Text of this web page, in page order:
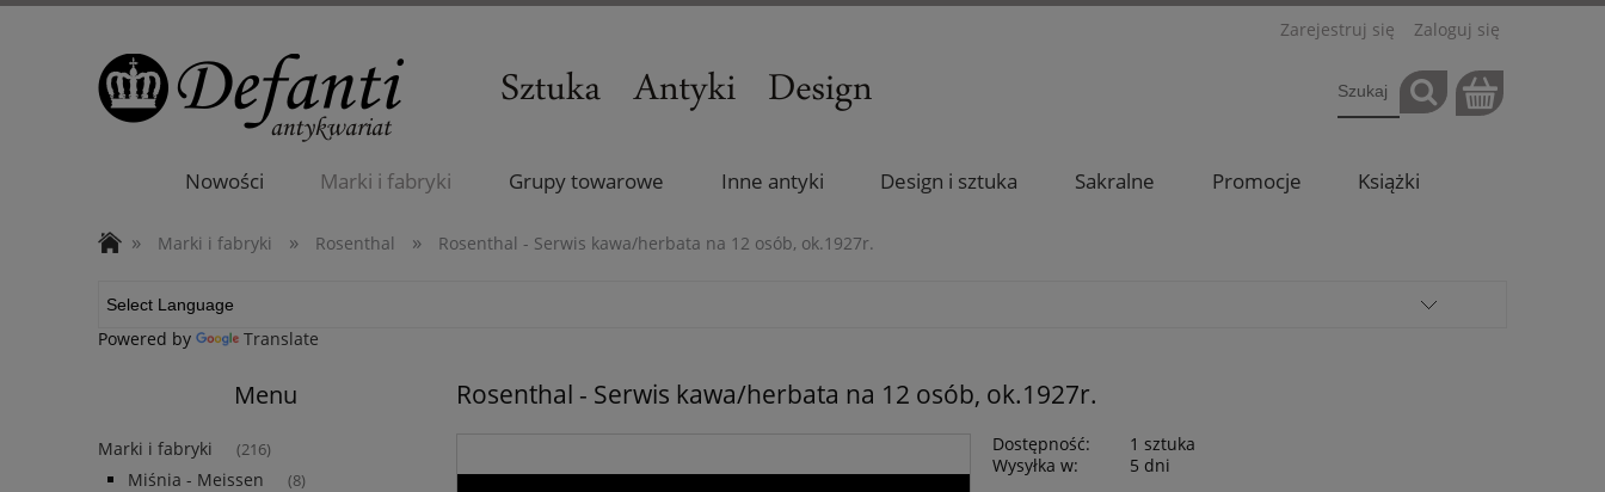
Zarejestruj się Zaloguj się
Nowości Marki i fabryki Grupy towarowe Inne antyki Design i sztuka Sakralne Promocje Książki
» Marki i fabryki » Rosenthal » Rosenthal - Serwis kawa/herbata na 12 osób, ok.1927r.
Powered by Translate
Menu
Marki i fabryki (216)
Miśnia - Meissen (8)
Rosenthal - Serwis kawa/herbata na 12 osób, ok.1927r.
Dostępność:
1 sztuka
Wysyłka w:
5 dni